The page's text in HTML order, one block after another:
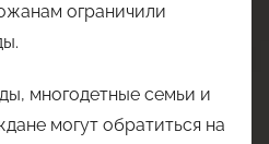
ограничили
многодетные семьи и
могут обратиться на